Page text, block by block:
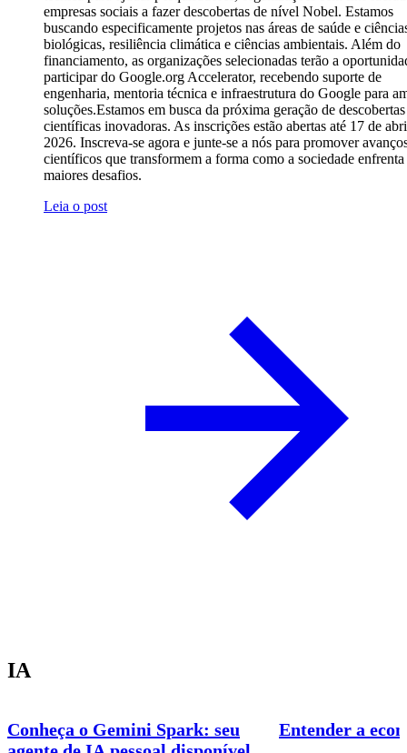
empresas sociais a fazer descobertas de nível Nobel. Estamos
buscando especificamente projetos nas áreas de saúde e
biológicas, resiliência climática e ciências ambientais. Além do
financiamento, as organizações selecionadas terão a
participar do Google.org Accelerator, recebendo suporte de
engenharia, mentoria técnica e infraestrutura do Google para
soluções.Estamos em busca da próxima geração de descobertas
científicas inovadoras. As inscrições estão abertas até 17 de
2026. Inscreva-se agora e junte-se a nós para promover
científicos que transformem a forma como a sociedade enfrenta
maiores desafios.
Leia o post
IA
Conheça o Gemini Spark: seu
Entender a